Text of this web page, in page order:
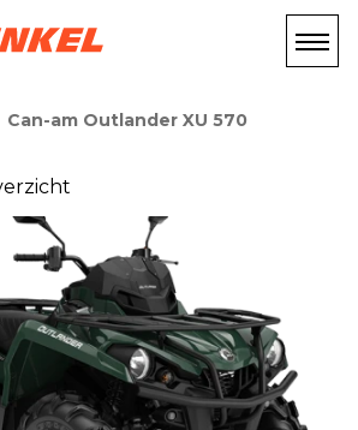
Can-am Outlander XU 570